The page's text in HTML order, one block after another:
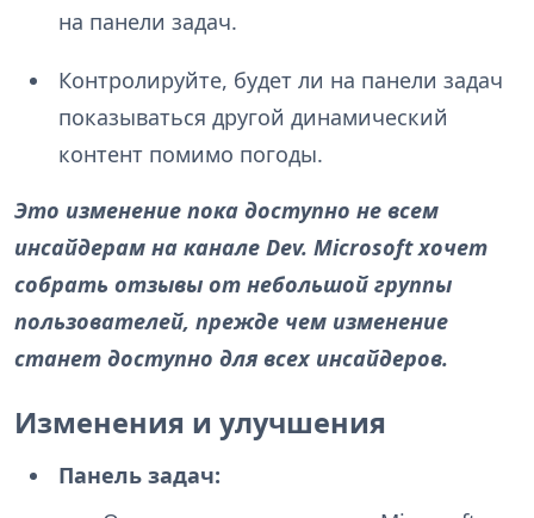
на панели задач.
Контролируйте, будет ли на панели задач
показываться другой динамический
контент помимо погоды.
Это изменение пока доступно не всем
инсайдерам на канале Dev. Microsoft хочет
собрать отзывы от небольшой группы
пользователей, прежде чем изменение
станет доступно для всех инсайдеров.
Изменения и улучшения
Панель задач: